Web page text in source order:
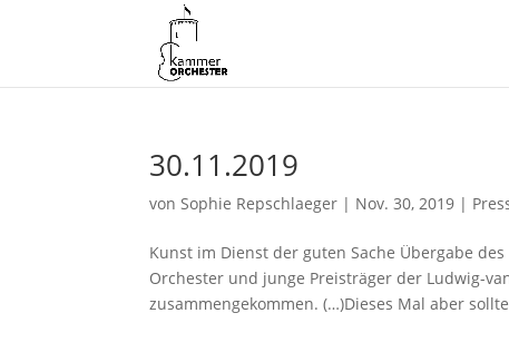
30.11.2019
vonSophie Repschlaeger | Nov. 30, 2019 |
Kunst im Dienst der guten Sache Übergabe
Orchester und junge Preisträger der Ludwig-
zusammengekommen. (…)Dieses Mal aber